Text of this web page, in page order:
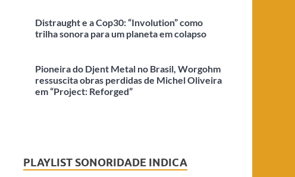
Distraught e a Cop30: “Involution” como
trilha sonora para um planeta em colapso
Pioneira do Djent Metal no Brasil, Worgohm
ressuscita obras perdidas de Michel Oliveira
em “Project: Reforged”
PLAYLIST SONORIDADE INDICA